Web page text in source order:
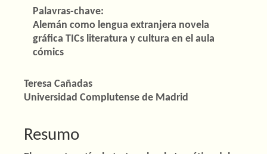
Palavras-chave:
Alemán como lengua extranjera novela
gráfica TICs literatura y cultura en el aula
cómics
Conteúdo
do
principal
Teresa Cañadas
Universidad Complutense de Madrid
Resumo